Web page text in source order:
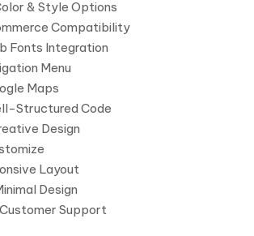
& Style Options
Compatibility
Fonts Integration
Menu
Maps
Structured Code
Design
Layout
Design
Support